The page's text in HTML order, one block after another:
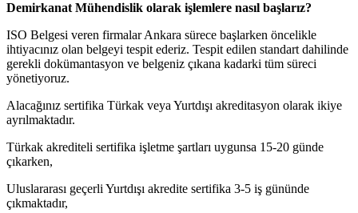
Demirkanat Mühendislik olarak işlemlere nasıl başlarız?
ISO Belgesi veren firmalar Ankara sürece başlarken öncelikle
ihtiyacınız olan belgeyi tespit ederiz. Tespit edilen standart dahilinde
gerekli dokümantasyon ve belgeniz çıkana kadarki tüm süreci
yönetiyoruz.
Alacağınız sertifika Türkak veya Yurtdışı akreditasyon olarak ikiye
ayrılmaktadır.
Türkak akrediteli sertifika işletme şartları uygunsa 15-20 günde
çıkarken,
Uluslararası geçerli Yurtdışı akredite sertifika 3-5 iş gününde
çıkmaktadır,